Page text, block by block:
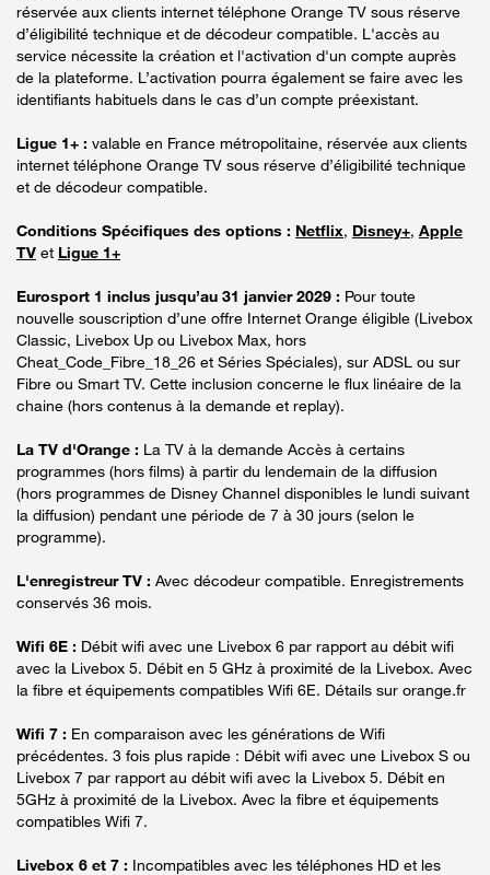
réservée aux clients internet téléphone Orange TV sous réserve
d’éligibilité technique et de décodeur compatible. L'accès au
service nécessite la création et l'activation d'un compte auprès
de la plateforme. L’activation pourra également se faire avec les
identifiants habituels dans le cas d’un compte préexistant.
Ligue 1+ : valable en France métropolitaine, réservée aux clients
internet téléphone Orange TV sous réserve d’éligibilité technique
et de décodeur compatible.
Conditions Spécifiques des options : Netflix, Disney+, Apple
TV et Ligue 1+
Eurosport 1 inclus jusqu’au 31 janvier 2029 : Pour toute
nouvelle souscription d’une offre Internet Orange éligible (Livebox
Classic, Livebox Up ou Livebox Max, hors
Cheat_Code_Fibre_18_26 et Séries Spéciales), sur ADSL ou sur
Fibre ou Smart TV. Cette inclusion concerne le flux linéaire de la
chaine (hors contenus à la demande et replay).
La TV d'Orange : La TV à la demande Accès à certains
programmes (hors films) à partir du lendemain de la diffusion
(hors programmes de Disney Channel disponibles le lundi suivant
la diffusion) pendant une période de 7 à 30 jours (selon le
programme).
L'enregistreur TV : Avec décodeur compatible. Enregistrements
conservés 36 mois.
Wifi 6E : Débit wifi avec une Livebox 6 par rapport au débit wifi
avec la Livebox 5. Débit en 5 GHz à proximité de la Livebox. Avec
la fibre et équipements compatibles Wifi 6E. Détails sur orange.fr
Wifi 7 : En comparaison avec les générations de Wifi
précédentes. 3 fois plus rapide : Débit wifi avec une Livebox S ou
Livebox 7 par rapport au débit wifi avec la Livebox 5. Débit en
5GHz à proximité de la Livebox. Avec la fibre et équipements
compatibles Wifi 7.
Livebox 6 et 7 : Incompatibles avec les téléphones HD et les